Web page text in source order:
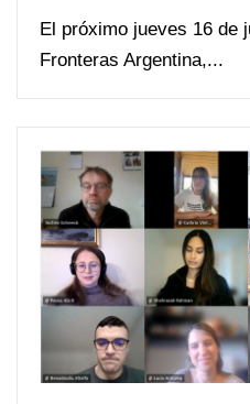
El próximo jueves 16 de
Fronteras Argentina,...